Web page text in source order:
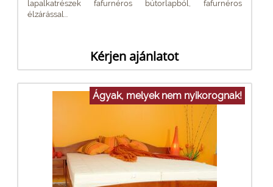
lapalkatrészek fafurnéros bútorlapból, fafurnéros
élzárással...
Kérjen ajánlatot
Ágyak, melyek nem nyikorognak!